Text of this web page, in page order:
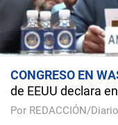
CONGRESO EN
de EEUU declara
Por REDACCIÓN/